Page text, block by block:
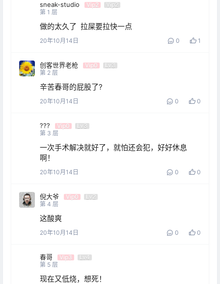
sneak-studio Vip2
Vip2
第 1 层
做的太久了  拉屎要拉快一点
20年10月14日 0 1
创客世界老枪 Vip0
Lv3
第 2 层
辛苦春哥的屁股了?
20年10月14日 0 0
??? Vip0
Lv3
第 3 层
一次手术解决就好了，就怕还会犯，好好休息
啊！
20年10月14日 0 0
倪大爷 Vip0
Lv2
第 4 层
这酸爽
20年10月14日 0 0
春哥 Vip3
Lv4
第 5 层
现在又低烧，想死！